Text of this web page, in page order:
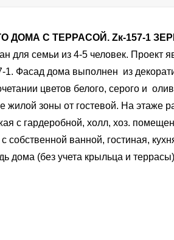
ДОМА С ТЕРРАСОЙ. Zк-157-1
для семьи из 4-5 человек. Проект
1. Фасад дома выполнен из
цветов белого, серого и
жилой зоны от гостевой. На этаже
с гардеробной, холл, хоз.
собственной ванной, гостиная,
дома (без учета крыльца и